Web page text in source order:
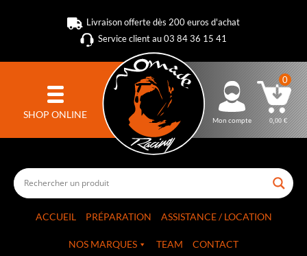
Livraison offerte dès 200 euros d'achat
Service client au 03 84 36 15 41
SHOP ONLINE Mon compte
0
0,00€
ACCUEIL PRÉPARATION ASSISTANCE / LOCATION
NOS MARQUES TEAM CONTACT